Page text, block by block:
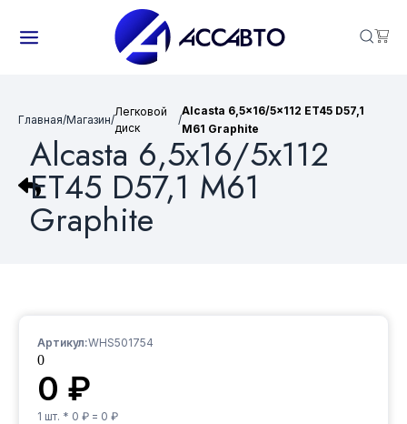
Главная/Магазин/
Легковой
диск
/
Alcasta 6,5x16/5x112 ET45 D57,1
M61 Graphite
Alcasta 6,5x16/5x112
ET45 D57,1 M61
Graphite
Артикул:WHS501754
0
0 ₽
1 шт. * 0 ₽ = 0 ₽